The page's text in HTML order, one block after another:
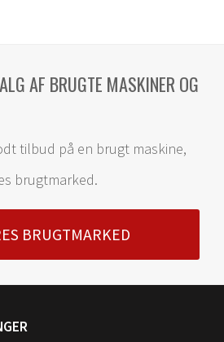
AF BRUGTE MASKINER OG
tilbud på en brugt maskine,
brugtmarked.
BRUGTMARKED